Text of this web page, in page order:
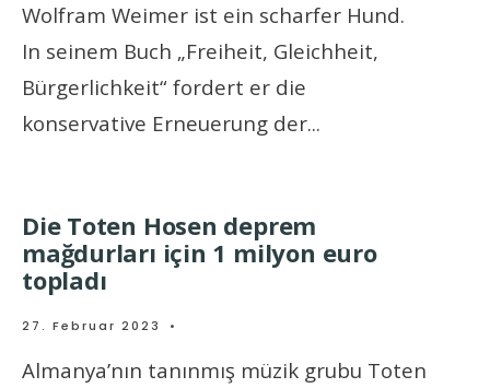
Wolfram Weimer ist ein scharfer Hund.
In seinem Buch „Freiheit, Gleichheit,
Bürgerlichkeit“ fordert er die
konservative Erneuerung der...
Die Toten Hosen deprem
mağdurları için 1 milyon euro
topladı
27. Februar 2023 •
Almanya’nın tanınmış müzik grubu Toten